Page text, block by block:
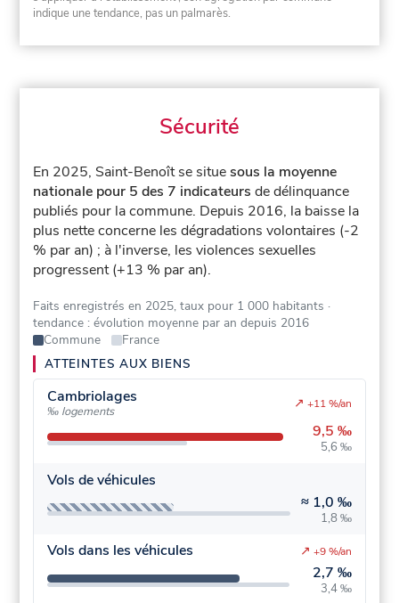
indique une tendance, pas un palmarès.
Sécurité
En 2025, Saint-Benoît se situesous la moyenne
nationale pour 5 des 7 indicateurs de délinquance
publiés pour la commune. Depuis 2016, la baisse la
plus nette concerne les dégradations volontaires (-2
% par an) ; à l'inverse, les violences sexuelles
progressent (+13 % par an).
Faits enregistrés en 2025, taux pour 1 000 habitants ·
tendance : évolution moyenne par an depuis 2016
Commune
France
ATTEINTES AUX BIENS
Cambriolages
‰ logements
9,5 ‰
5,6 ‰
↗ +11 %/an
Vols de véhicules
≈ 1,0 ‰
1,8 ‰
Vols dans les véhicules
2,7 ‰
3,4 ‰
↗ +9 %/an